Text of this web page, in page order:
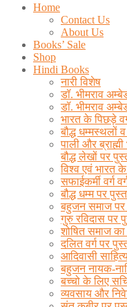
Home
Contact Us
About Us
Books’ Sale
Shop
Hindi Books
नारी विशेष
डॉ. भीमराव
डॉ. भीमराव
भारत के पिछड़े
बौद्ध धम्मस्थलों
पाली और
बौद्ध लेखों पर
विश्व एवं भारत
सफाईकर्मी वर्ग
बौद्ध धम्म पर
बहुजन समाज
गुरु रविदास पर
शोषित समाज का
दलित वर्ग पर
आदिवासी
बहुजन नायक-
बच्चो के लिए
व्यवसाय और